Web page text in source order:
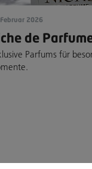
2026
de
Parfums für